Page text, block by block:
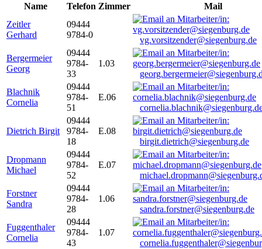
Name
Telefon Zimmer
Mail
Zeitler
Gerhard
09444
9784-0
vg.vorsitzender@siegenburg.de
Bergermeier
Georg
09444
9784-
33
1.03
Blachnik
Cornelia
09444
9784-
51
E.06
Dietrich Birgit
09444
9784-
18
E.08
birgit.dietrich@siegenburg.de
Dropmann
Michael
09444
9784-
52
E.07
Forstner
Sandra
09444
9784-
28
1.06
sandra.forstner@siegenburg.de
Fuggenthaler
Cornelia
09444
9784-
43
1.07